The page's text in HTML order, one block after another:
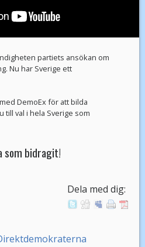
partiets ansökan om
Nu har Sverige ett
DemoEx för att bilda
till val i hela Sverige som
som bidragit!
Dela med dig: